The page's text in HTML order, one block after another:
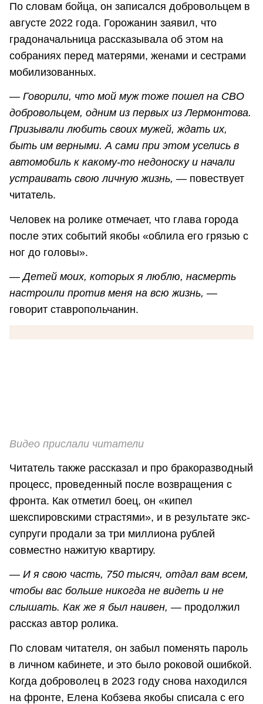
По словам бойца, он записался добровольцем в
августе 2022 года. Горожанин заявил, что
градоначальница рассказывала об этом на
собраниях перед матерями, женами и сестрами
мобилизованных.
— Говорили, что мой муж тоже пошел на СВО
добровольцем, одним из первых из Лермонтова.
Призывали любить своих мужей, ждать их,
быть им верными. А сами при этом уселись в
автомобиль к какому-то недоноску и начали
устраивать свою личную жизнь, — повествует
читатель.
Человек на ролике отмечает, что глава города
после этих событий якобы «облила его грязью с
ног до головы».
— Детей моих, которых я люблю, насмерть
настроили против меня на всю жизнь, —
говорит ставропольчанин.
Видео прислали читатели
Читатель также рассказал и про бракоразводный
процесс, проведенный после возвращения с
фронта. Как отметил боец, он «кипел
шекспировскими страстями», и в результате экс-
супруги продали за три миллиона рублей
совместно нажитую квартиру.
— И я свою часть, 750 тысяч, отдал вам всем,
чтобы вас больше никогда не видеть и не
слышать. Как же я был наивен, — продолжил
рассказ автор ролика.
По словам читателя, он забыл поменять пароль
в личном кабинете, и это было роковой ошибкой.
Когда доброволец в 2023 году снова находился
на фронте, Елена Кобзева якобы списала с его